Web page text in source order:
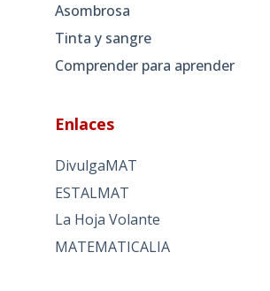
Asombrosa
Tinta y sangre
Comprender para aprender
Enlaces
DivulgaMAT
ESTALMAT
La Hoja Volante
MATEMATICALIA